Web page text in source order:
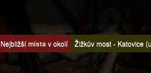
Nejbližší místa v okolí Žižkův most - Katovice